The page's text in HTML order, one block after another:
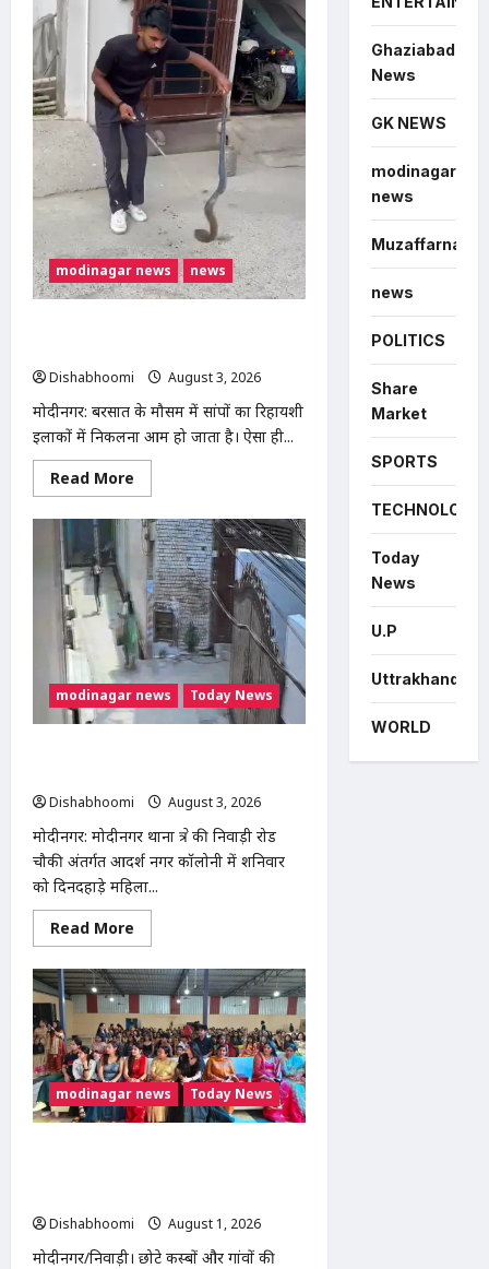
बुढ़ाना
गांव
में
लाखों
की
चोरी,
नकदी
और
जेवर
लेकर
फरार
चोर
modinagar news news
Dishabhoomi
August 3, 2026
मोदीनगर: बरसात के मौसम में सांपों का रिहायशी
इलाकों में निकलना आम हो जाता है। ऐसा ही...
Read More
more
मोदीनगर
बाइक
टायर
में
छिपा
मिला
कोबरा,
परिवार
की
सूझबूझ
से
टला
modinagar news Today News
Dishabhoomi
August 3, 2026
मोदीनगर: मोदीनगर थाना क्षेत्र की निवाड़ी रोड
चौकी अंतर्गत आदर्श नगर कॉलोनी में शनिवार
को दिनदहाड़े महिला...
Read More
more
मोदीनगर
में
दिनदहाड़े
महिला
से
चेन
स्नैचिंग,
बाइक
सवार
बदमाश
CCTV
modinagar news Today News
Dishabhoomi
August 1, 2026
मोदीनगर/निवाड़ी। छोटे कस्बों और गांवों की
Ghaziabad
News
GK NEWS
modinagar
news
Muzaffarnagar
news
POLITICS
Share
Market
SPORTS
TECHNOLOGY
Today
News
U.P
Uttrakhand
WORLD